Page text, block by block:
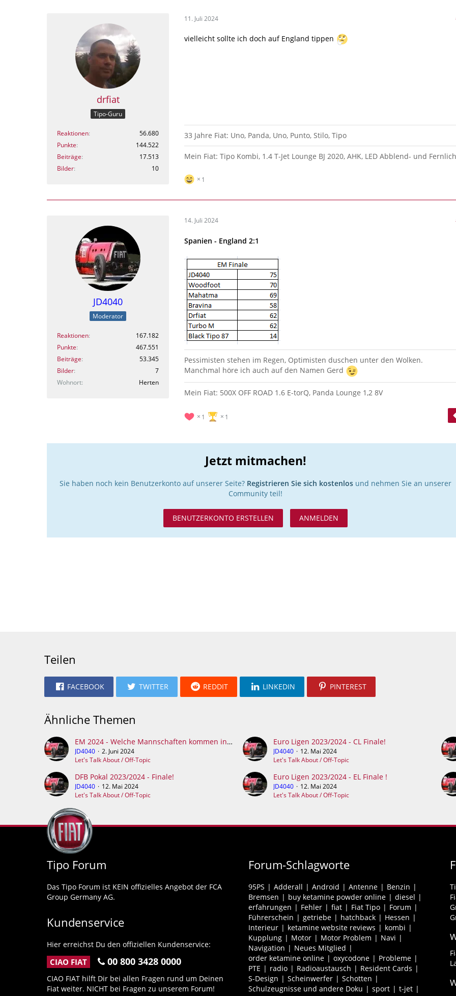
drfiat
Tipo-Guru
Reaktionen
56.680
Punkte
144.522
Beiträge
17.513
Bilder
10
11. Juli 2024
vielleicht sollte ich doch auf England tippen
33 Jahre Fiat: Uno, Panda, Uno, Punto, Stilo, Tipo
Mein Fiat: Tipo Kombi, 1.4 T-Jet Lounge BJ 2020, AHK, LED Abblend- und
1
JD4040
Moderator
Reaktionen
167.182
Punkte
467.551
Beiträge
53.345
Bilder
7
Wohnort
Herten
14. Juli 2024
Spanien - England 2:1
Pessimisten stehen im Regen, Optimisten duschen unter den Wolken.
Manchmal höre ich auch auf den Namen Gerd
Mein Fiat: 500X OFF ROAD 1.6 E-torQ, Panda Lounge 1,2 8V
1 1
Jetzt mitmachen!
Sie haben noch kein Benutzerkonto auf unserer Seite? Registrieren Sie sich kostenlos und nehmen Sie an unserer
Community teil!
BENUTZERKONTO ERSTELLEN ANMELDEN
Teilen
FACEBOOK TWITTER REDDIT LINKEDIN PINTEREST
Ähnliche Themen
EM 2024 - Welche Mannschaften kommen ins 8tel Finale?
JD4040
2. Juni 2024
Let's Talk About / Off-Topic
Euro Ligen 2023/2024 - CL Finale!
JD4040
12. Mai 2024
Let's Talk About / Off-Topic
DFB Pokal 2023/2024 - Finale!
JD4040
12. Mai 2024
Let's Talk About / Off-Topic
Euro Ligen 2023/2024 - EL Finale !
JD4040
12. Mai 2024
Let's Talk About / Off-Topic
Tipo Forum
Das Tipo Forum ist KEIN offizielles Angebot der FCA
Group Germany AG.
Kundenservice
Hier erreichst Du den offiziellen Kundenservice:
CIAO FIAT 00 800 3428 0000
CIAO FIAT hilft Dir bei allen Fragen rund um Deinen
Fiat weiter. NICHT bei Fragen zu unserem Forum!
Forum-Schlagworte
95PS Adderall Android Antenne
Benzin
Bremsen
buy ketamine powder online
diesel
erfahrungen
Fehler fiat Fiat Tipo
Forum
Führerschein
getriebe hatchback
Hessen
Interieur
ketamine website reviews
kombi
Kupplung
Motor Motor Problem
Navi
Navigation
Neues Mitglied
order ketamine online
oxycodone
Probleme
PTE
radio Radioaustausch
Resident Cards
S-Design
Scheinwerfer
Schotten
Schulzeugnisse und andere Doku
sport
t-jet